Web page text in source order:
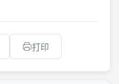
打印